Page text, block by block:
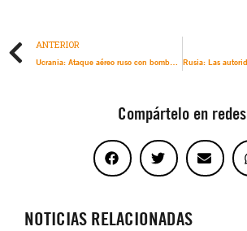
ANTERIOR
Ucrania: Ataque aéreo ruso con bombas no guiadas mató a civiles en Chernígov. Nueva investigación y testimonios
Compártelo en redes
NOTICIAS RELACIONADAS